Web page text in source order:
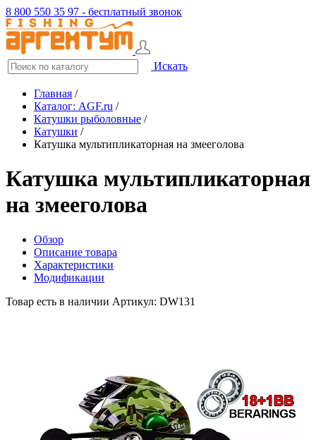
8 800 550 35 97 - бесплатный звонок
Искать
Главная /
Каталог: AGF.ru /
Катушки рыболовные /
Катушки /
Катушка мультипликаторная на змееголова
Катушка мультипликаторная
на змееголова
Обзор
Описание товара
Характеристики
Модификации
Товар есть в наличии Артикул: DW131